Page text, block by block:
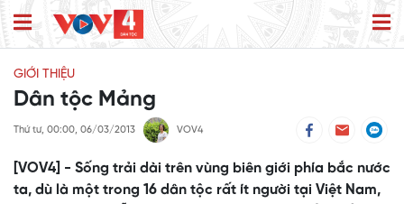
GIỚI THIỆU
Dân tộc Mảng
Thứ tư, 00:00, 06/03/2013 VOV4
[VOV4] - Sống trải dài trên vùng biên giới phía bắc nước
ta, dù là một trong 16 dân tộc rất ít người tại Việt Nam,